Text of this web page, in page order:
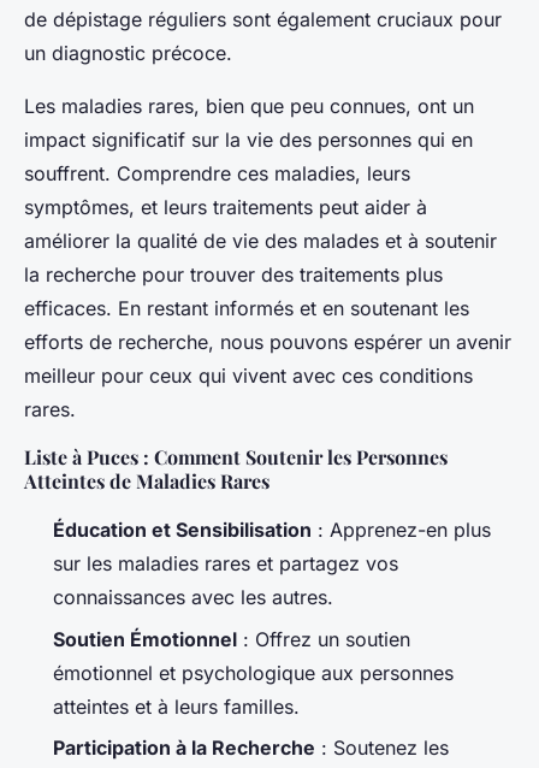
de dépistage réguliers sont également cruciaux pour
un diagnostic précoce.
Les maladies rares, bien que peu connues, ont un
impact significatif sur la vie des personnes qui en
souffrent. Comprendre ces maladies, leurs
symptômes, et leurs traitements peut aider à
améliorer la qualité de vie des malades et à soutenir
la recherche pour trouver des traitements plus
efficaces. En restant informés et en soutenant les
efforts de recherche, nous pouvons espérer un avenir
meilleur pour ceux qui vivent avec ces conditions
rares.
Liste à Puces : Comment Soutenir les Personnes
Atteintes de Maladies Rares
Éducation et Sensibilisation : Apprenez-en plus
sur les maladies rares et partagez vos
connaissances avec les autres.
Soutien Émotionnel : Offrez un soutien
émotionnel et psychologique aux personnes
atteintes et à leurs familles.
Participation à la Recherche : Soutenez les